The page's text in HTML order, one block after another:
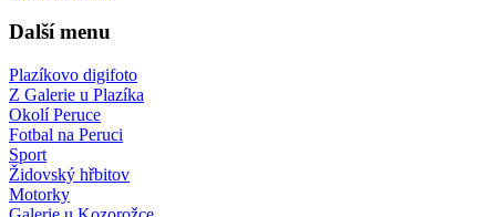
Další menu
Plazíkovo digifoto
Z Galerie u Plazíka
Okolí Peruce
Fotbal na Peruci
Sport
Židovský hřbitov
Motorky